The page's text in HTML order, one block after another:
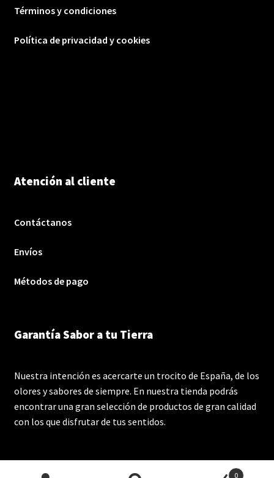
Términos y condiciones
Política de privacidad y cookies
Atención al cliente
Contáctanos
Envíos
Métodos de pago
Garantía Sabor a tu Tierra
Nuestra intención es acercarte un trocito de España, de los
olores y sabores de siempre. En nuestra tienda podrás
encontrar una gran selección de productos de gran calidad
con los que disfrutar de tus sentidos.
0